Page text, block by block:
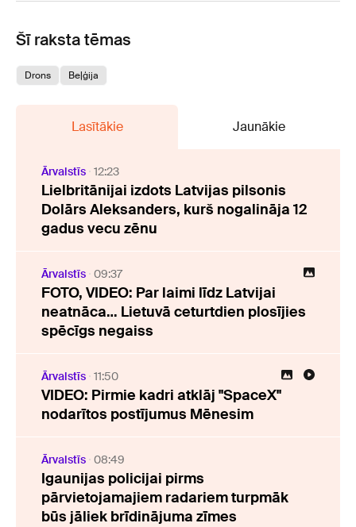
Šī raksta tēmas
Drons Beļģija
Lasītākie Jaunākie
Ārvalstīs 12:23
Lielbritānijai izdots Latvijas pilsonis
Dolārs Aleksanders, kurš nogalināja 12
gadus vecu zēnu
Ārvalstīs 09:37
FOTO, VIDEO: Par laimi līdz Latvijai
neatnāca… Lietuvā ceturtdien plosījies
spēcīgs negaiss
Ārvalstīs 11:50
VIDEO: Pirmie kadri atklāj "SpaceX"
nodarītos postījumus Mēnesim
Ārvalstīs 08:49
Igaunijas policijai pirms
pārvietojamajiem radariem turpmāk
būs jāliek brīdinājuma zīmes